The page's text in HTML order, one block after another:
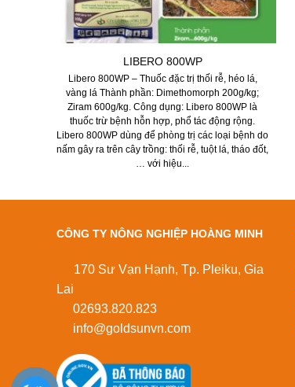
LIBERO 800WP
Libero 800WP – Thuốc đặc trị thối rễ, héo lá,
vàng lá Thành phần: Dimethomorph 200g/kg;
Ziram 600g/kg. Công dụng: Libero 800WP là
thuốc trừ bệnh hỗn hợp, phổ tác động rộng.
Libero 800WP dùng để phòng trị các loại bệnh do
nấm gây ra trên cây trồng: thối rễ, tuột lá, tháo đốt,
… với hiệu...
CÔNG TY NÔNG NGHIỆP HOÀNG MINH
170 Sư Vạn Hạnh, Tp. Pleiku, Gia
Lai
02693.820.823
info@goldsunvn.com